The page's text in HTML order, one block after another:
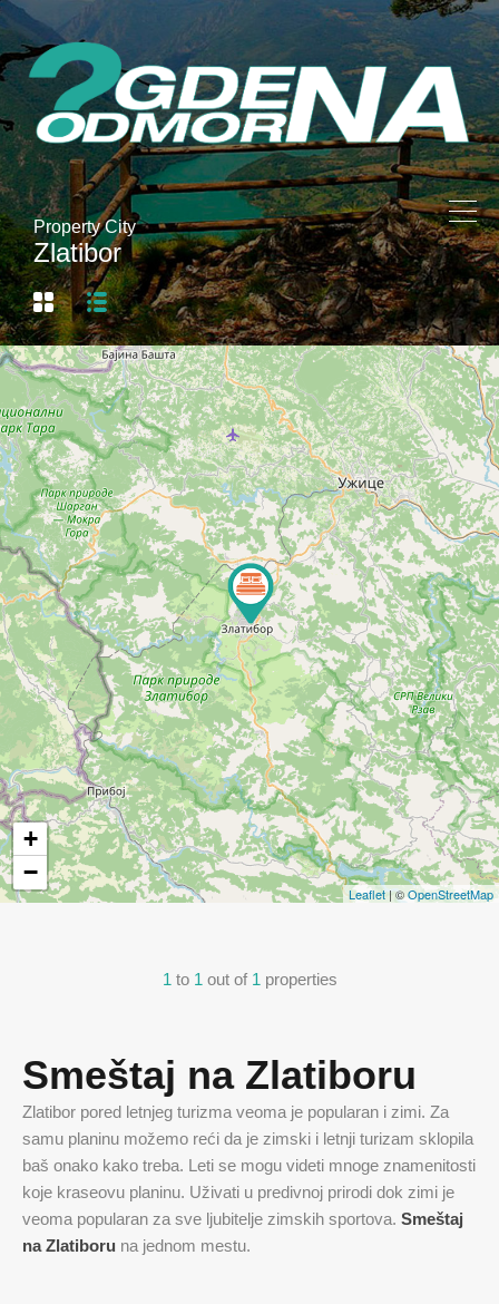
Property City
Zlatibor
+
−
Leaflet| ©OpenStreetMap
1 to 1 out of 1 properties
Smeštaj na Zlatiboru
Zlatibor pored letnjeg turizma veoma je popularan i zimi. Za
samu planinu možemo reći da je zimski i letnji turizam sklopila
baš onako kako treba. Leti se mogu videti mnoge znamenitosti
koje kraseovu planinu. Uživati u predivnoj prirodi dok zimi je
veoma popularan za sve ljubitelje zimskih sportova. Smeštaj
na Zlatiboru na jednom mestu.